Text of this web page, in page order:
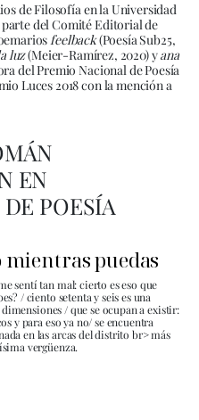
de Filosofía en la Universidad
del Comité Editorial de
feelback(Poesía Sub25,
luz(Meier-Ramírez, 2020) yana
del Premio Nacional de Poesía
Luces 2018 con la mención a
EN
POESÍA
mientras puedas
sentí tan mal: cierto es eso que
/ ciento setenta y seis es una
/ que se ocupan a existir:
y para eso ya no/ se encuentra
en las arcas del distrito br> más
vergüenza.